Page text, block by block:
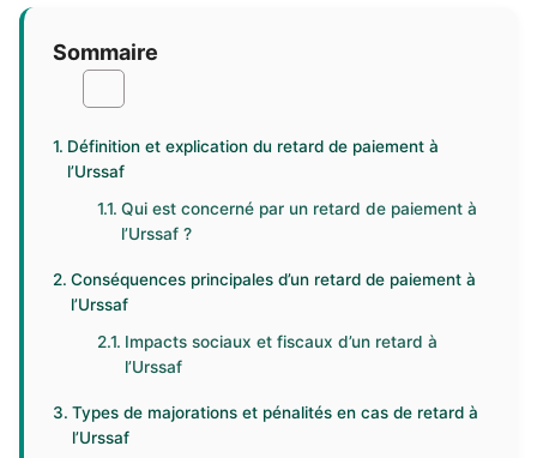
Sommaire
Définition et explication du retard de paiement à
l’Urssaf
Qui est concerné par un retard de paiement à
l’Urssaf ?
Conséquences principales d’un retard de paiement à
l’Urssaf
Impacts sociaux et fiscaux d’un retard à
l’Urssaf
Types de majorations et pénalités en cas de retard à
l’Urssaf